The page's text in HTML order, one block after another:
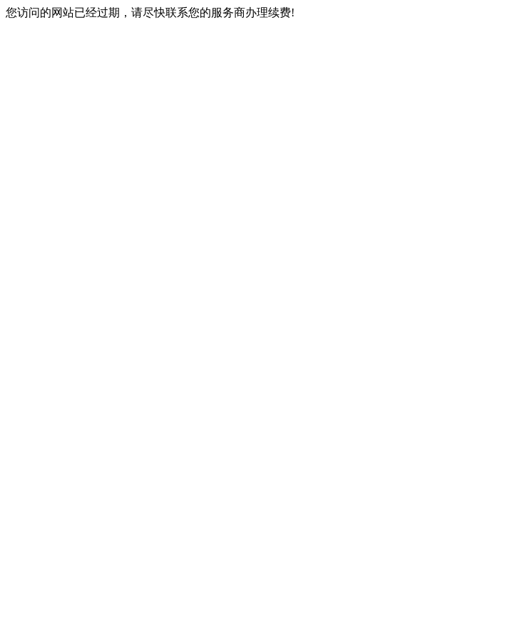
您访问的网站已经过期，请尽快联系您的服务商办理续费!